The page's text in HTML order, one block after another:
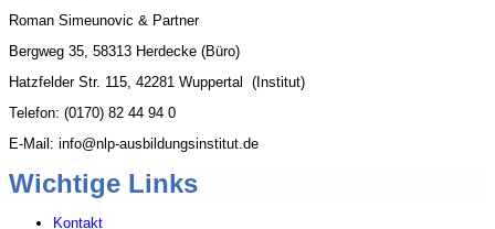
Roman Simeunovic & Partner
Bergweg 35, 58313 Herdecke (Büro)
Hatzfelder Str. 115, 42281 Wuppertal (Institut)
Telefon: (0170) 82 44 94 0
E-Mail: info@nlp-ausbildungsinstitut.de
Wichtige Links
Kontakt